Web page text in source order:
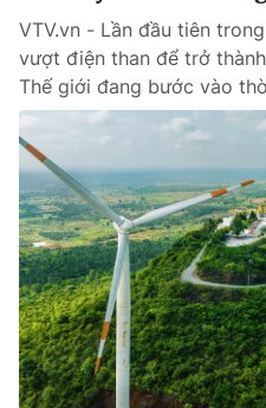
VTV.vn - Lần đầu tiên
vượt điện than để trở
Thế giới đang bước vào